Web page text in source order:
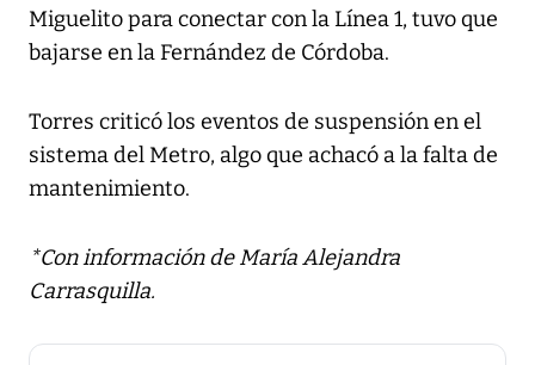
Miguelito para conectar con la Línea 1, tuvo que
bajarse en la Fernández de Córdoba.
Torres criticó los eventos de suspensión en el
sistema del Metro, algo que achacó a la falta de
mantenimiento.
*Con información de María Alejandra
Carrasquilla.